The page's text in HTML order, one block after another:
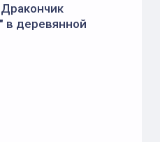
деревянной